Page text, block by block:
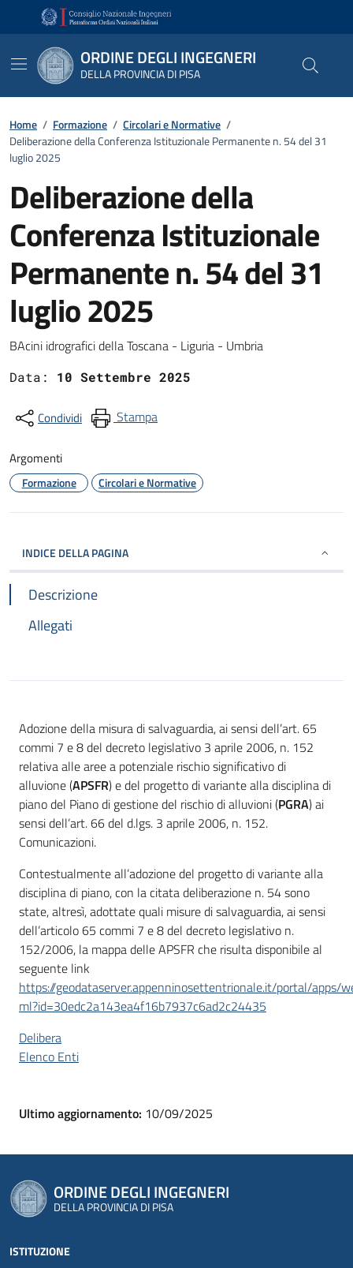
Vai ai contenuti
Vai al footer
ORDINE DEGLI INGEGNERI
DELLA PROVINCIA DI PISA
Home / Formazione / Circolari e Normative /
Deliberazione della Conferenza Istituzionale Permanente n. 54 del 31
luglio 2025
Deliberazione della
Conferenza Istituzionale
Permanente n. 54 del 31
luglio 2025
Dettagli
BAcini idrografici della Toscana - Liguria - Umbria
Data: 10 Settembre 2025
Condividi Stampa
Argomenti
Formazione Circolari e Normative
INDICE DELLA PAGINA
Descrizione
Allegati
Adozione della misura di salvaguardia, ai sensi dell’art. 65
commi 7 e 8 del decreto legislativo 3 aprile 2006, n. 152
relativa alle aree a potenziale rischio significativo di
alluvione (APSFR) e del progetto di variante alla disciplina di
piano del Piano di gestione del rischio di alluvioni (PGRA) ai
sensi dell’art. 66 del d.lgs. 3 aprile 2006, n. 152.
Comunicazioni.
Contestualmente all’adozione del progetto di variante alla
disciplina di piano, con la citata deliberazione n. 54 sono
state, altresì, adottate quali misure di salvaguardia, ai sensi
dell’articolo 65 commi 7 e 8 del decreto legislativo n.
152/2006, la mappa delle APSFR che risulta disponibile al
seguente link
https://geodataserver.appenninosettentrionale.it/portal/apps/
ml?id=30edc2a143ea4f16b7937c6ad2c24435
Delibera
Elenco Enti
Ultimo aggiornamento: 10/09/2025
ORDINE DEGLI INGEGNERI
DELLA PROVINCIA DI PISA
ISTITUZIONE